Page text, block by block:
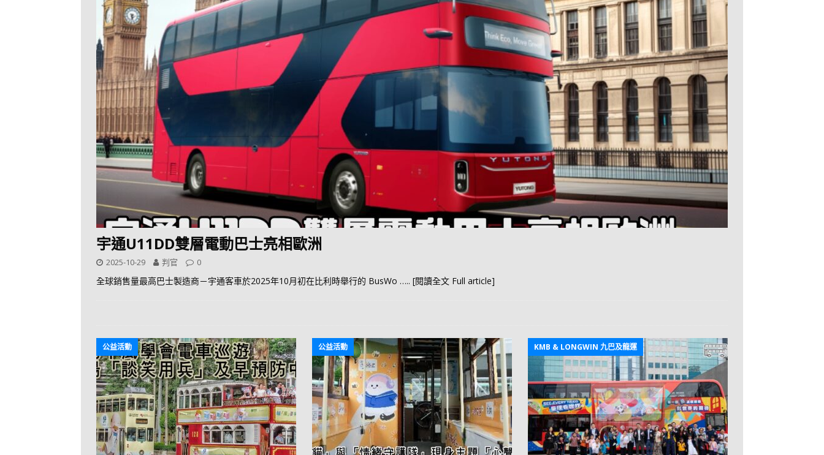
[ 2026-06-22 ]
Adidas FIFA 世界盃 The Yard 巴士巡遊 CITYBUS 城巴
宇通U11DD雙層電動巴士亮相歐洲
2025-10-29 判官 0
全球銷售量最高巴士製造商－宇通客車於2025年10月初在比利時舉行的 BusWo ….. [閱讀全文 Full article]
公益活動 公益活動 KMB & LONGWIN 九巴及龍運